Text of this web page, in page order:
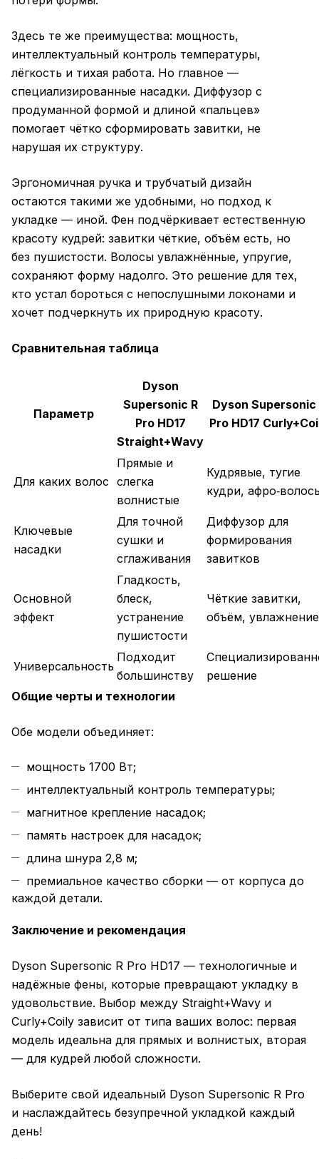
Здесь те же преимущества: мощность,
интеллектуальный контроль температуры,
лёгкость и тихая работа. Но главное —
специализированные насадки. Диффузор с
продуманной формой и длиной «пальцев»
помогает чётко сформировать завитки, не
нарушая их структуру.
Эргономичная ручка и трубчатый дизайн
остаются такими же удобными, но подход к
укладке — иной. Фен подчёркивает естественную
красоту кудрей: завитки чёткие, объём есть, но
без пушистости. Волосы увлажнённые, упругие,
сохраняют форму надолго. Это решение для тех,
кто устал бороться с непослушными локонами и
хочет подчеркнуть их природную красоту.
Сравнительная таблица
Параметр
Dyson
Supersonic R
Pro HD17
Straight+Wavy
Dyson Supersonic
Pro HD17
Для каких волос
Прямые и
слегка
волнистые
Кудрявые, тугие
кудри,
Ключевые
насадки
Для точной
сушки и
сглаживания
Диффузор для
формирования
завитков
Основной
эффект
Гладкость,
блеск,
устранение
пушистости
Чёткие завитки,
объём, увлажнение
Универсальность
Подходит
большинству
решение
Общие черты и технологии
Обе модели объединяет:
мощность 1700 Вт;
интеллектуальный контроль температуры;
магнитное крепление насадок;
память настроек для насадок;
длина шнура 2,8 м;
премиальное качество сборки — от корпуса до
каждой детали.
Заключение и рекомендация
Dyson Supersonic R Pro HD17 — технологичные и
надёжные фены, которые превращают укладку в
удовольствие. Выбор между Straight+Wavy и
Curly+Coily зависит от типа ваших волос: первая
модель идеальна для прямых и волнистых, вторая
— для кудрей любой сложности.
Выберите свой идеальный Dyson Supersonic R Pro
и наслаждайтесь безупречной укладкой каждый
день!